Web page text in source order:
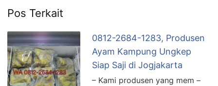
Pos Terkait
0812-2684-1283, Produsen
Ayam Kampung Ungkep
Siap Saji di Jogjakarta
– Kami produsen yang mem –